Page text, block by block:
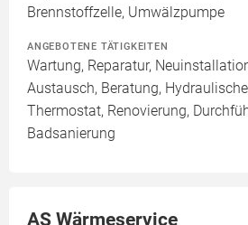
Brennstoffzelle, Umwälzpumpe
ANGEBOTENE TÄTIGKEITEN
Wartung, Reparatur,
Austausch, Beratung,
Thermostat, Renovierung,
Badsanierung
AS Wärmeservice